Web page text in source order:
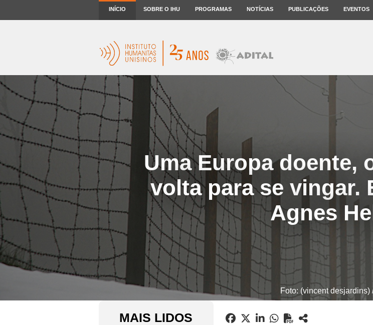
INÍCIO SOBRE O IHU PROGRAMAS NOTÍCIAS PUBLICAÇÕES EVENTOS
Uma Europa doente,
volta para se vingar.
Agnes
Foto: (vincent desjardins)
MAIS LIDOS